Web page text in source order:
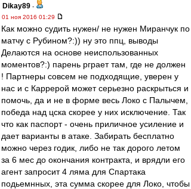
Dikay89 -
01 ноя 2016 01:29
Как можно судить нужен/ не нужен Миранчук по
матчу с Рубином?:)) ну это ппц, выводы
Делаются на основе неиспользованных
моментов?:) парень рграет там, где не должен
! Партнеры совсем не подходящие, уверен у
нас и с Каррерой может серьезно раскрыться и
помочь, да и не в форме весь Локо с Палычем,
победа над цска скорее у них исключение. Так
что как паспорт - очень приличное усиление и
дает варианты в атаке. Забирать бесплатно
можно через годик, либо не так дорого летом
за 6 мес до окончания контракта, и врядли его
агент запросит 4 ляма для Спартака
подьемнных, эта сумма скорее для Локо, чтобы